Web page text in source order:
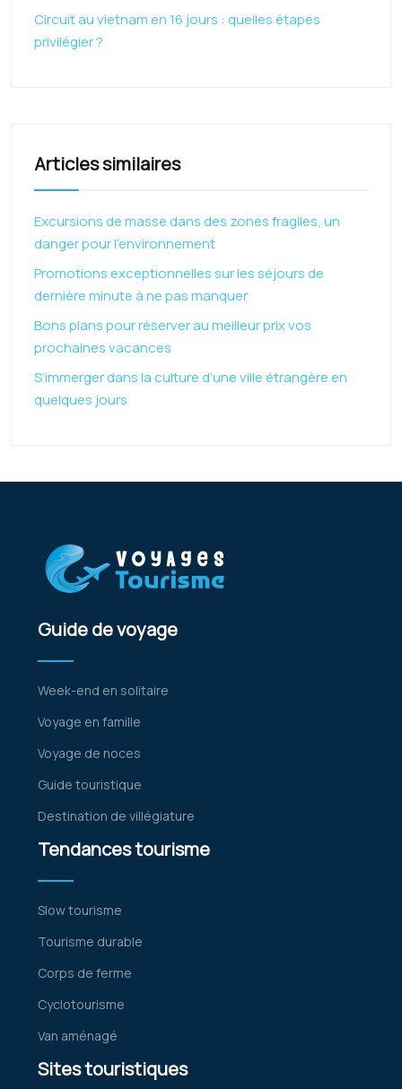
Circuit au vietnam en 16 jours : quelles étapes
privilégier ?
Articles similaires
Excursions de masse dans des zones fragiles, un
danger pour l’environnement
Promotions exceptionnelles sur les séjours de
dernière minute à ne pas manquer
Bons plans pour réserver au meilleur prix vos
prochaines vacances
S’immerger dans la culture d’une ville étrangère en
quelques jours
Guide de voyage
Week-end en solitaire
Voyage en famille
Voyage de noces
Guide touristique
Destination de villégiature
Tendances tourisme
Slow tourisme
Tourisme durable
Corps de ferme
Cyclotourisme
Van aménagé
Sites touristiques